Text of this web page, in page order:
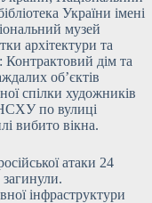
України імені
музей
архітектури та
Контрактовий дім та
об’єктів
спілки художників
по вулиці
вибито вікна.
атаки 24
інфраструктури